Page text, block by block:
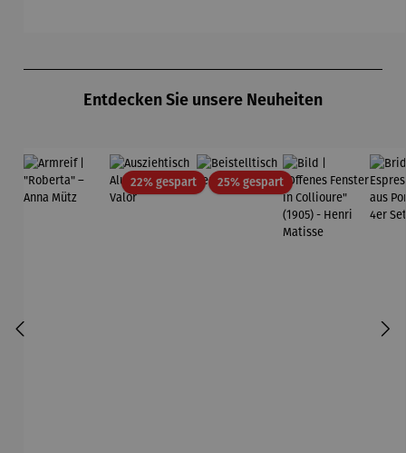
Entdecken Sie unsere Neuheiten
22% gespartRabatt25% gespartRabatt